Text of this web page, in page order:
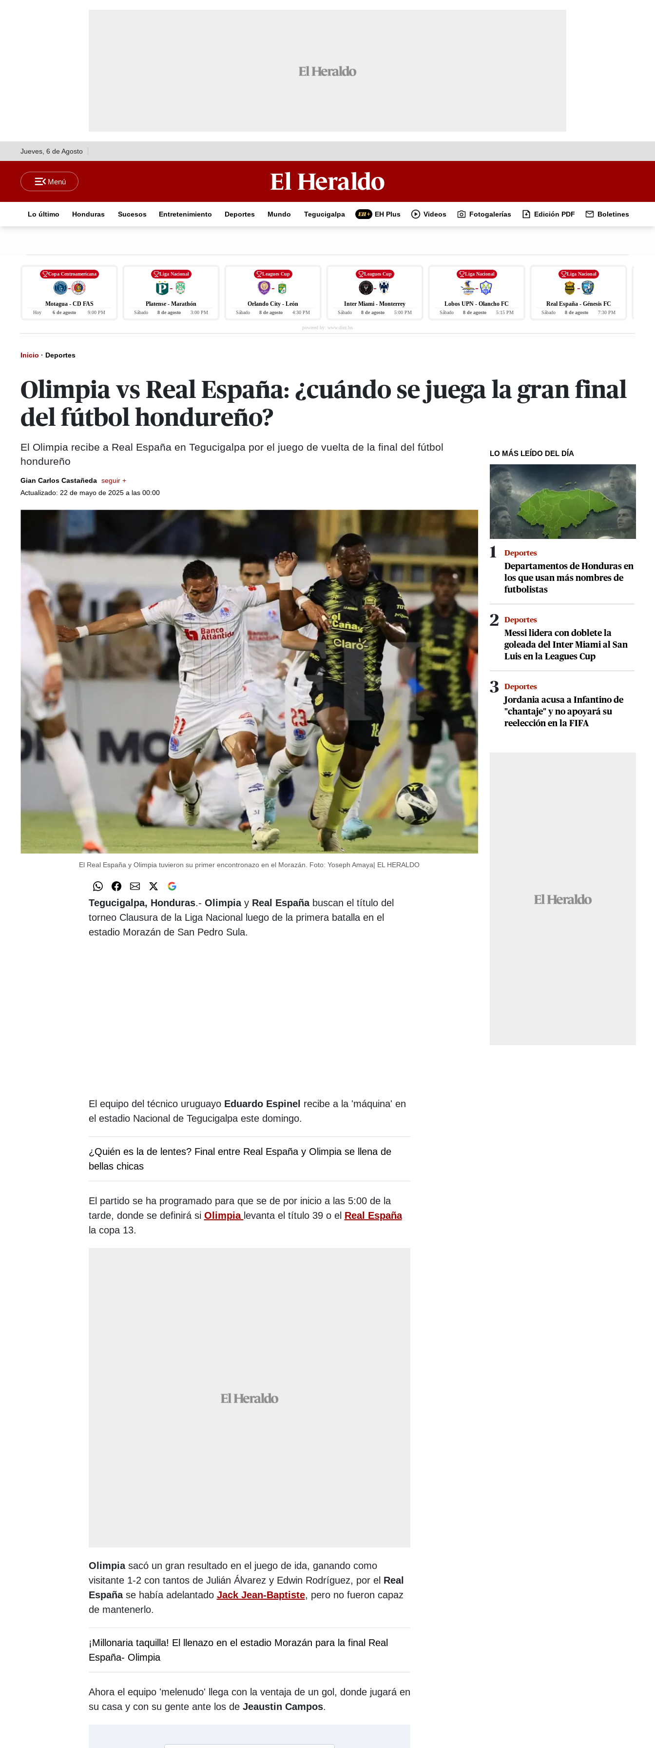
Jueves, 6 de Agosto
Lo último Honduras Sucesos Entretenimiento Deportes Mundo Tegucigalpa EH Plus Videos Fotogalerías Edición PDF Boletines
Copa Centroamericana
-
Motagua - CD FAS
Hoy 6 de agosto 9:00 PM
Liga Nacional
-
Platense - Marathón
Sábado 8 de agosto 3:00 PM
Leagues Cup
-
Orlando City - León
Sábado 8 de agosto 4:30 PM
Leagues Cup
-
Inter Miami - Monterrey
Sábado 8 de agosto 5:00 PM
Liga Nacional
-
Lobos UPN - Olancho FC
Sábado 8 de agosto 5:15 PM
Liga Nacional
-
Real España - Génesis FC
Sábado 8 de agosto 7:30 PM
Inicio · Deportes
Olimpia vs Real España: ¿cuándo se juega la gran final
del fútbol hondureño?
El Olimpia recibe a Real España en Tegucigalpa por el juego de vuelta de la final del fútbol
hondureño
Gian Carlos Castañeda seguir +
Actualizado: 22 de mayo de 2025 a las 00:00
El Real España y Olimpia tuvieron su primer encontronazo en el Morazán. Foto: Yoseph Amaya| EL HERALDO
Tegucigalpa, Honduras.- Olimpia y Real Españabuscan el título del
torneo Clausura de la Liga Nacional luego de la primera batalla en el
estadio Morazán de San Pedro Sula.
El equipo del técnico uruguayo Eduardo Espinel recibe a la 'máquina' en
el estadio Nacional de Tegucigalpa este domingo.
¿Quién es la de lentes? Final entre Real España y Olimpia se llena de
bellas chicas
El partido se ha programado para que se de por inicio a las 5:00 de la
tarde, donde se definirá si Olimpia levanta el título 39 o el Real España
la copa 13.
Olimpia sacó un gran resultado en el juego de ida, ganando como
visitante 1-2 con tantos de Julián Álvarez y Edwin Rodríguez, por el Real
Españase había adelantado Jack Jean-Baptiste, pero no fueron capaz
de mantenerlo.
¡Millonaria taquilla! El llenazo en el estadio Morazán para la final Real
España- Olimpia
Ahora el equipo 'melenudo' llega con la ventaja de un gol, donde jugará en
su casa y con su gente ante los de Jeaustin Campos.
LO MÁS LEÍDO DEL DÍA
1 Deportes
Departamentos de Honduras en
los que usan más nombres de
futbolistas
2 Deportes
Messi lidera con doblete la
goleada del Inter Miami al San
Luis en la Leagues Cup
3 Deportes
Jordania acusa a Infantino de
"chantaje" y no apoyará su
reelección en la FIFA